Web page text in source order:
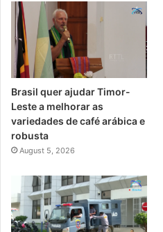
Brasil quer ajudar Timor-
Leste a melhorar as
variedades de café arábica e
robusta
August 5, 2026